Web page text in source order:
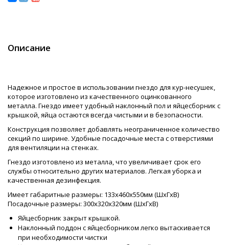
Описание
Надежное и простое в использовании гнездо для кур-несушек,
которое изготовлено из качественного оцинкованного
металла. Гнездо имеет удобный наклонный пол и яйцесборник с
крышкой, яйца остаются всегда чистыми и в безопасности.
Конструкция позволяет добавлять неограниченное количество
секций по ширине. Удобные посадочные места с отверстиями
для вентиляции на стенках.
Гнездо изготовлено из металла, что увеличивает срок его
службы относительно других материалов. Легкая уборка и
качественная дезинфекция.
Имеет габаритные размеры: 133х460х550мм (ШхГхВ)
Посадочные размеры: 300х320х320мм (ШхГхВ)
Яйцесборник закрыт крышкой.
Наклонный поддон с яйцесборником легко вытаскивается
при необходимости чистки